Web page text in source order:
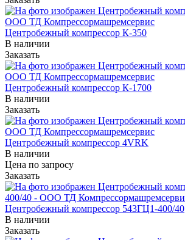
Центробежный компрессор К-350
В наличии
Заказать
Центробежный компрессор К-1700
В наличии
Заказать
Центробежный компрессор 4VRK
В наличии
Цена по запросу
Заказать
Центробежный компрессор 543ГЦ1-400/40
В наличии
Заказать